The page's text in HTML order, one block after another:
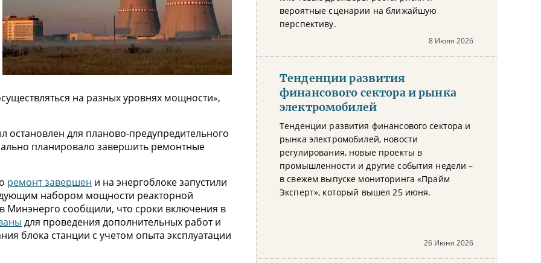
на разных уровнях мощности»,
для планово-предупредительного
планировало завершить ремонтные
ремонт завершен и на энергоблоке запустили
набором мощности реакторной
Минэнерго сообщили, что сроки включения в
для проведения дополнительных работ и
блока станции с учетом опыта эксплуатации
вероятные сценарии на ближайшую
перспективу.
8 Июля 2026
Тенденции развития
финансового сектора и рынка
электромобилей
Тенденции развития финансового сектора и
рынка электромобилей, новости
регулирования, новые проекты в
промышленности и другие события недели –
в свежем выпуске мониторинга «Прайм
Эксперт», который вышел 25 июня.
26 Июня 2026